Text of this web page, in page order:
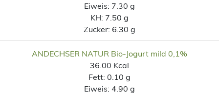
Eiweis: 7.30 g
KH: 7.50 g
Zucker: 6.30 g
ANDECHSER NATUR Bio-Jogurt mild 0,1%
36.00 Kcal
Fett: 0.10 g
Eiweis: 4.90 g